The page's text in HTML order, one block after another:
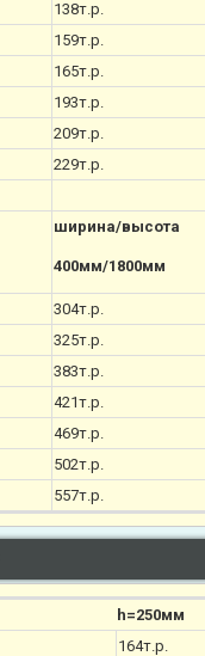
138т.р.
159т.р.
165т.р.
193т.р.
209т.р.
229т.р.
ширина/высота
400мм/1800мм
304т.р.
325т.р.
383т.р.
421т.р.
469т.р.
502т.р.
557т.р.
h=250мм
164т.р.